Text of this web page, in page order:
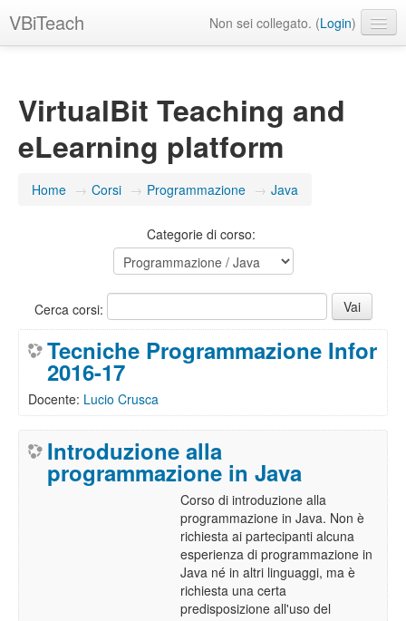
VBiTeach Non sei collegato. (Login)
VirtualBit Teaching and
eLearning platform
Home → Corsi → Programmazione → Java
Categorie di corso:
Cerca corsi:
Tecniche Programmazione Infor
2016-17
Docente: Lucio Crusca
Introduzione alla
programmazione in Java
Corso di introduzione alla
programmazione in Java. Non è
richiesta ai partecipanti alcuna
esperienza di programmazione in
Java né in altri linguaggi, ma è
richiesta una certa
predisposizione all'uso del